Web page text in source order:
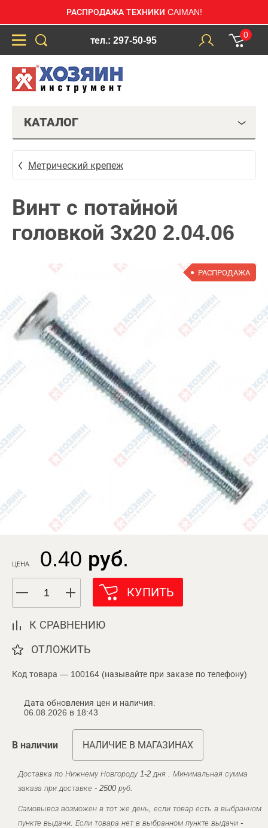
РАСПРОДАЖА ТЕХНИКИ CAIMAN!
тел.: 297-50-95
0
КАТАЛОГ
Метрический крепеж
Винт с потайной
головкой 3х20 2.04.06
РАСПРОДАЖА
ЦЕНА 0.40 руб.
КУПИТЬ
К СРАВНЕНИЮ
ОТЛОЖИТЬ
Код товара — 100164 (называйте при заказе по телефону)
Дата обновления цен и наличия:
06.08.2026 в 18:43
В наличии НАЛИЧИЕ В МАГАЗИНАХ
Доставка по Нижнему Новгороду 1-2 дня . Минимальная сумма
заказа при доставке - 2500 руб.
Самовывоз возможен в тот же день, если товар есть в выбранном
пункте выдачи. Если товара нет в выбранном пункте выдачи -